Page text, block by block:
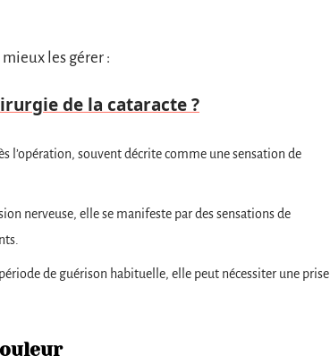
les gérer :
de la cataracte ?
l’opération, souvent décrite comme une sensation de
nerveuse, elle se manifeste par des sensations de
de guérison habituelle, elle peut nécessiter une prise